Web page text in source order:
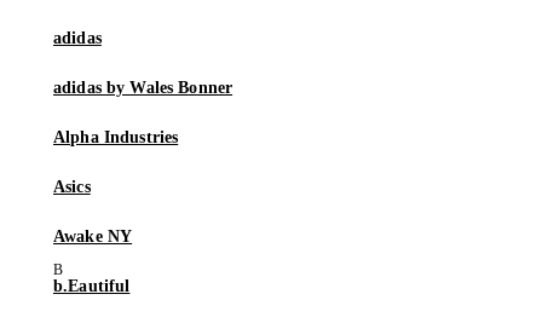
adidas
adidas by Wales Bonner
Alpha Industries
Asics
Awake NY
b.Eautiful